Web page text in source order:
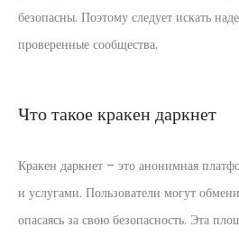
безопасны. Поэтому следует искать
проверенные сообщества.
Что такое кракен даркнет
Кракен даркнет – это анонимная
и услугами. Пользователи могут
опасаясь за свою безопасность. Эта